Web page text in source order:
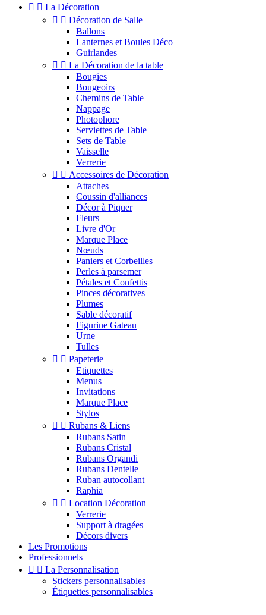
  La Décoration
  Décoration de Salle
Ballons
Lanternes et Boules Déco
Guirlandes
  La Décoration de la table
Bougies
Bougeoirs
Chemins de Table
Nappage
Photophore
Serviettes de Table
Sets de Table
Vaisselle
Verrerie
  Accessoires de Décoration
Attaches
Coussin d'alliances
Décor à Piquer
Fleurs
Livre d'Or
Marque Place
Nœuds
Paniers et Corbeilles
Perles à parsemer
Pétales et Confettis
Pinces décoratives
Plumes
Sable décoratif
Figurine Gateau
Urne
Tulles
  Papeterie
Etiquettes
Menus
Invitations
Marque Place
Stylos
  Rubans & Liens
Rubans Satin
Rubans Cristal
Rubans Organdi
Rubans Dentelle
Ruban autocollant
Raphia
  Location Décoration
Verrerie
Support à dragées
Décors divers
Les Promotions
Professionnels
  La Personnalisation
Stickers personnalisables
Étiquettes personnalisables